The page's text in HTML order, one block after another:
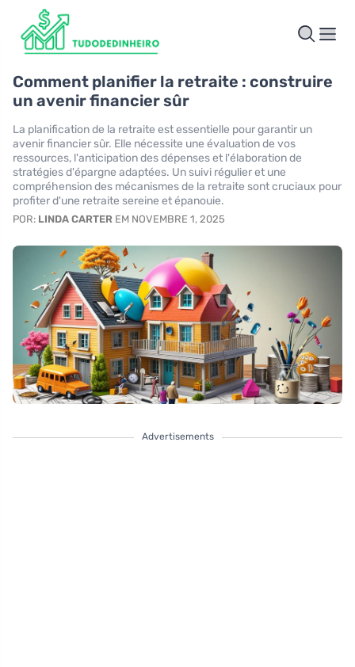
Comment planifier la retraite : construire
un avenir financier sûr
La planification de la retraite est essentielle pour garantir un
avenir financier sûr. Elle nécessite une évaluation de vos
ressources, l'anticipation des dépenses et l'élaboration de
stratégies d'épargne adaptées. Un suivi régulier et une
compréhension des mécanismes de la retraite sont cruciaux pour
profiter d'une retraite sereine et épanouie.
POR: LINDA CARTER EM NOVEMBRE 1, 2025
Advertisements